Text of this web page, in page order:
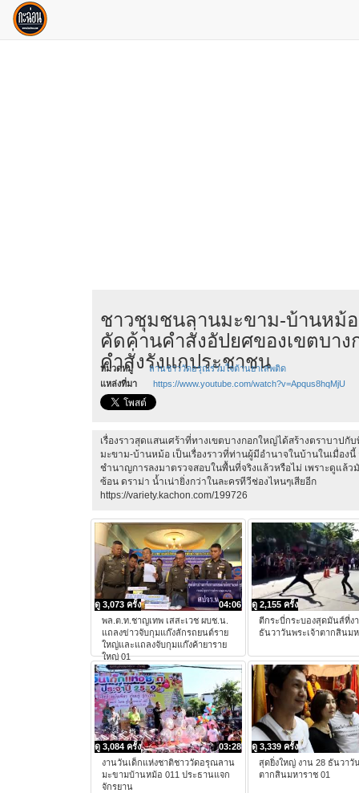
ชาวชุมชนลานมะขาม-บ้านหม้
คัดค้านคำสั่งอัปยศของเขตบา
คำสั่งรังแกประชาชน
หมวดหมู่
ลานชาววัดอรุณร่วมใจต้านยาเสพติด
แหล่งที่มา
https://www.youtube.com/watch?v=Apqus8hqMjU
เรื่องราวสุดแสนเศร้าที่ทางเขตบางกอกใหญ่ได้สร้างตราบาป
มะขาม-บ้านหม้อ เป็นเรื่องราวที่ท่านผู้มีอำนาจในบ้านในเมื่องนี้
ชำนาญการลงมาตรวจสอบในพื้นที่จริงแล้วหรือไม่ เพราะดูแล้ว
ซ้อน ดราม่า น้ำเน่ายิ่งกว่าในละครทีวีช่องไหนๆเสียอีก
https://variety.kachon.com/199726
04:06
ดู 3,073 ครั้ง
พล.ต.ท.ชาญเทพ เสสะเวช ผบช.น.
แถลงข่าวจับกุมแก๊งลักรถยนต์ราย
ใหญ่และแถลงจับกุมแก๊งค้ายาราย
ใหญ่ 01
ดู 2,155 ครั้ง
ตีกระบี่กระบองสุดมันส์ที่ง
ธันวาวันพระเจ้าตากสินม
03:28
ดู 3,084 ครั้ง
งานวันเด็กแห่งชาติชาววัดอรุณลาน
มะขามบ้านหม้อ 011 ประธานแจก
จักรยาน
ดู 3,339 ครั้ง
สุดยิ่งใหญ่ งาน 28 ธันวาวั
ตากสินมหาราช 01